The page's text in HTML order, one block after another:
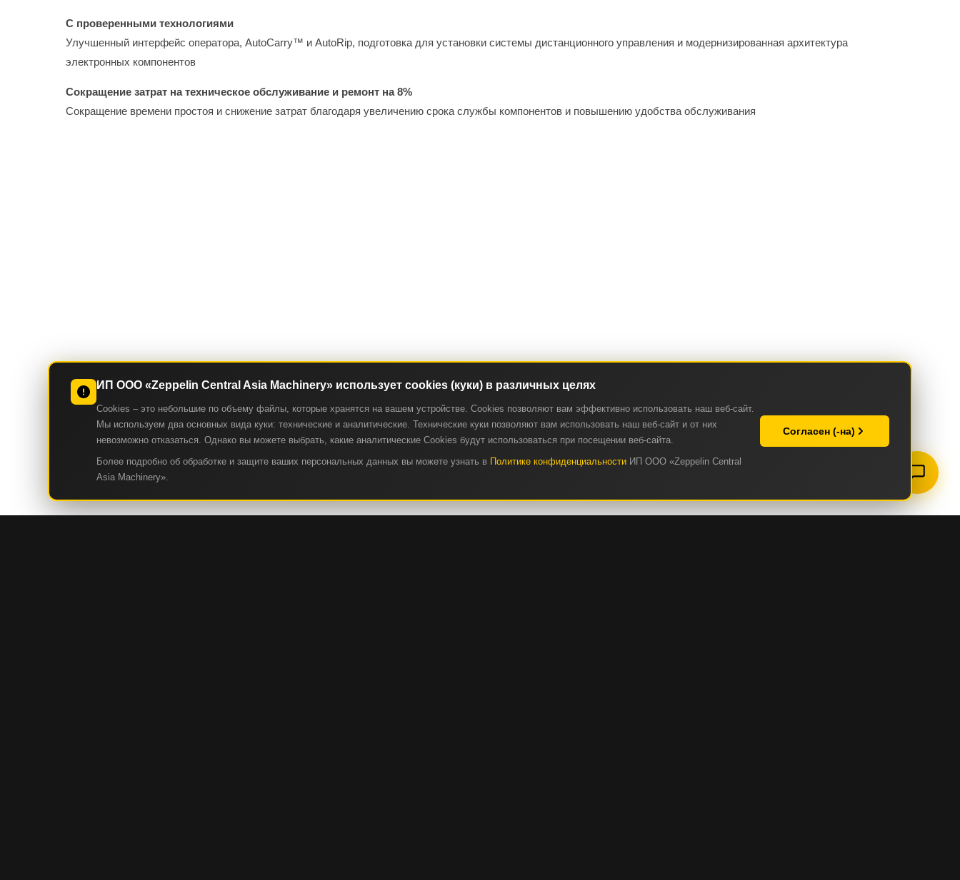
С проверенными технологиями
Улучшенный интерфейс оператора, AutoCarry™ и AutoRip, подготовка для установки системы дистанционного управления и модернизированная архитектура
электронных компонентов
Сокращение затрат на техническое обслуживание и ремонт на 8%
Сокращение времени простоя и снижение затрат благодаря увеличению срока службы компонентов и повышению удобства обслуживания
ИП ООО «Zeppelin Central Asia Machinery» использует cookies (куки) в различных целях
Cookies – это небольшие по объему файлы, которые хранятся на вашем устройстве. Cookies позволяют вам эффективно использовать наш веб-сайт.
Мы используем два основных вида куки: технические и аналитические. Технические куки позволяют вам использовать наш веб-сайт и от них
невозможно отказаться. Однако вы можете выбрать, какие аналитические Cookies будут использоваться при посещении веб-сайта.
Более подробно об обработке и защите ваших персональных данных вы можете узнать в Политике конфиденциальности ИП ООО «Zeppelin Central
Asia Machinery».
Согласен (-на)